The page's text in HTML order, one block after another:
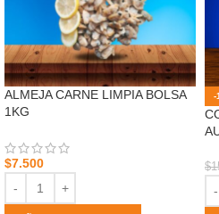
ALMEJA CARNE LIMPIA BOLSA
1KG
$7.500
-
$